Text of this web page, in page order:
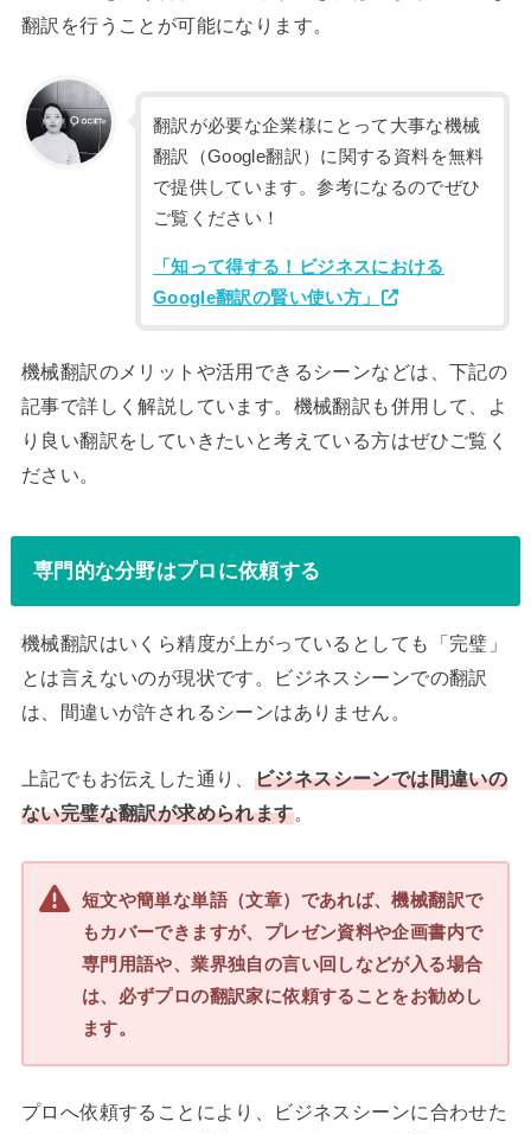
翻訳を行うことが可能になります。
翻訳が必要な企業様にとって大事な機械
翻訳（Google翻訳）に関する資料を無料
で提供しています。参考になるのでぜひ
ご覧ください！
「知って得する！ビジネスにおける
Google翻訳の賢い使い方」
機械翻訳のメリットや活用できるシーンなどは、下記の
記事で詳しく解説しています。機械翻訳も併用して、よ
り良い翻訳をしていきたいと考えている方はぜひご覧く
ださい。
専門的な分野はプロに依頼する
機械翻訳はいくら精度が上がっているとしても「完璧」
とは言えないのが現状です。ビジネスシーンでの翻訳
は、間違いが許されるシーンはありません。
上記でもお伝えした通り、 ビジネスシーンでは間違いの
ない完璧な翻訳が求められます。
短文や簡単な単語（文章）であれば、機械翻訳で
もカバーできますが、プレゼン資料や企画書内で
専門用語や、業界独自の言い回しなどが入る場合
は、必ずプロの翻訳家に依頼することをお勧めし
ます。
プロへ依頼することにより、ビジネスシーンに合わせた